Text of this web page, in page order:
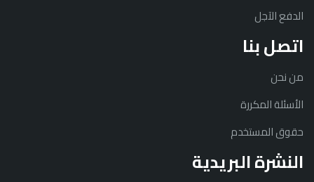
الدفع الآجل
اتصل بنا
من نحن
الأسئلة المكررة
حقوق المستخدم
النشرة البريدية